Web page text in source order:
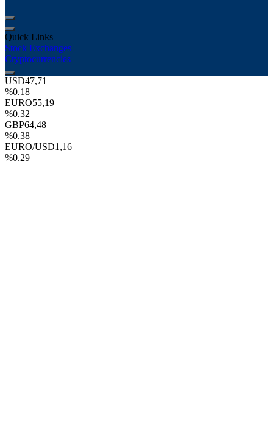
Quick Links
Stock Exchanges
Cryptocurrencies
USD47,71
%0.18
EURO55,19
%0.32
GBP64,48
%0.38
EURO/USD1,16
%0.29